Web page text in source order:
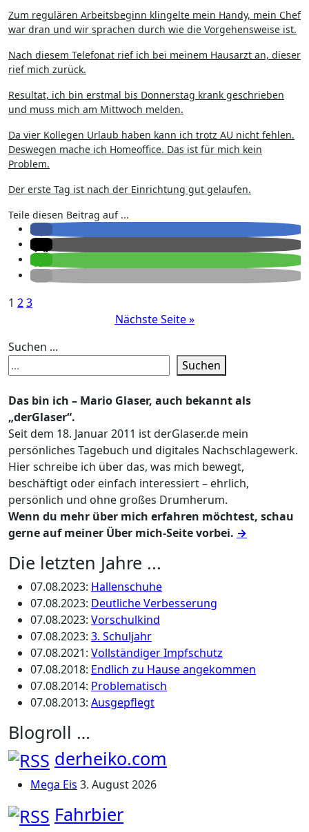
Zum regulären Arbeitsbeginn klingelte mein Handy, mein Chef
war dran und wir sprachen durch wie die Vorgehensweise ist.
Nach diesem Telefonat rief ich bei meinem Hausarzt an, dieser
rief mich zurück.
Resultat, ich bin erstmal bis Donnerstag krank geschrieben
und muss mich am Mittwoch melden.
Da vier Kollegen Urlaub haben kann ich trotz AU nicht fehlen.
Deswegen mache ich Homeoffice. Das ist für mich kein
Problem.
Der erste Tag ist nach der Einrichtung gut gelaufen.
Teile diesen Beitrag auf ...
Seitennummerierung
Beiträge
1 23
Nächste Seite »
Suchen ...
Suchen
Das bin ich – Mario Glaser, auch bekannt als
„derGlaser“.
Seit dem 18. Januar 2011 ist derGlaser.de mein
persönliches Tagebuch und digitales Nachschlagewerk.
Hier schreibe ich über das, was mich bewegt,
beschäftigt oder einfach interessiert – ehrlich,
persönlich und ohne großes Drumherum.
Wenn du mehr über mich erfahren möchtest, schau
gerne auf meiner Über mich-Seite vorbei. →
Die letzten Jahre ...
07.08.2023: Hallenschuhe
07.08.2023: Deutliche Verbesserung
07.08.2023: Vorschulkind
07.08.2023: 3. Schuljahr
07.08.2021: Vollständiger Impfschutz
07.08.2018: Endlich zu Hause angekommen
07.08.2014: Problematisch
07.08.2013: Ausgepflegt
Blogroll …
derheiko.com
Mega Eis 3. August 2026
Fahrbier